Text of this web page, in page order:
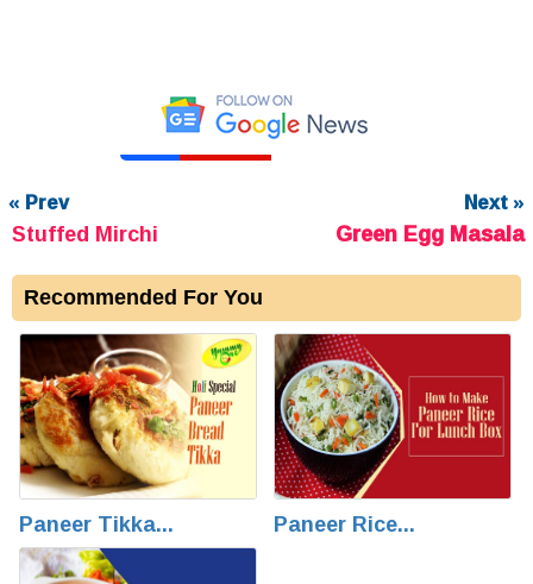
« Prev
Stuffed Mirchi
Next »
Green Egg Masala
Recommended For You
Paneer Tikka... Paneer Rice...